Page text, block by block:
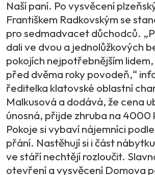
Naší paní. Po vysvěcení
Františkem Radkovským se
pro sedmadvacet důchodců.
dali ve dvou a jednolůžkových
pokojích nejpotřebnějším
před dvěma roky povodeň,“
ředitelka klatovské oblastní
Malkusová a dodává, že cena
únosná, přijde zhruba na 4000
Pokoje si vybaví nájemníci
přání. Nastěhují si i část
ve stáří nechtějí rozloučit.
otevření a vysvěcení Domova